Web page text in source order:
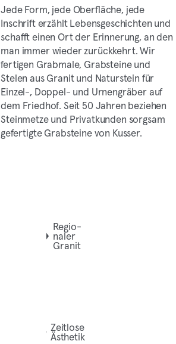
Jede Form, jede Oberfläche, jede
Inschrift erzählt Lebensgeschichten und
schafft einen Ort der Erinnerung, an den
man immer wieder zurückkehrt. Wir
fertigen Grabmale, Grabsteine und
Stelen aus Granit und Naturstein für
Einzel-, Doppel- und Urnengräber auf
dem Friedhof. Seit 50 Jahren beziehen
Steinmetze und Privatkunden sorgsam
gefertigte Grabsteine von Kusser.
Regio­
na­ler
Granit
Zeit­lo­se
Ästhetik